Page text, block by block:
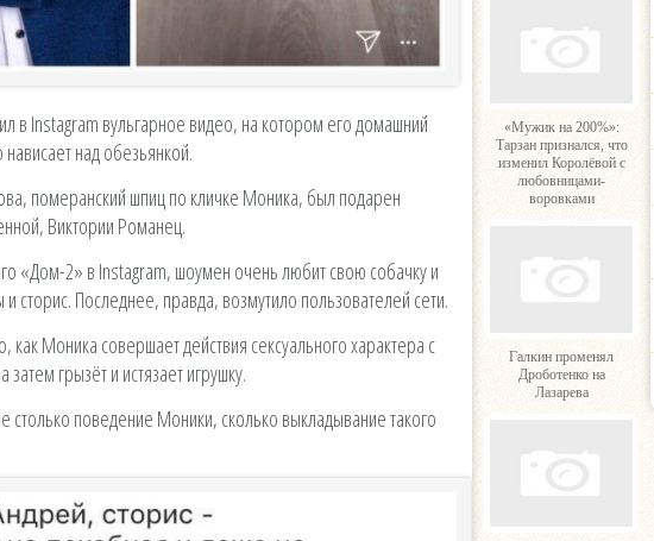
в Instagram вульгарное видео, на котором его домашний
над обезьянкой.
померанский шпиц по кличке Моника, был подарен
Виктории Романец.
«Дом-2» в Instagram, шоумен очень любит свою собачку и
сторис. Последнее, правда, возмутило пользователей сети.
как Моника совершает действия сексуального характера с
грызёт и истязает игрушку.
столько поведение Моники, сколько выкладывание такого
«Мужик на 200%»:
Тарзан признался, что
изменил Королёвой с
любовницами-
воровками
Галкин променял
Дроботенко на
Лазарева